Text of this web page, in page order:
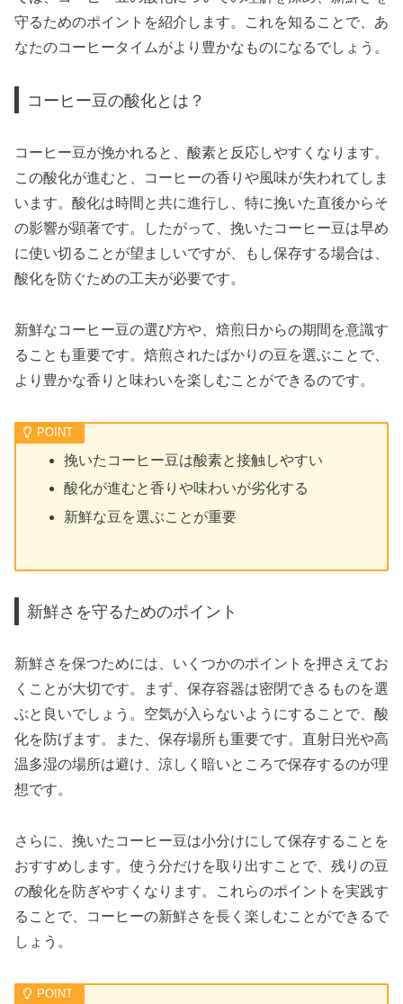
守るためのポイントを紹介します。これを知ることで、あ
なたのコーヒータイムがより豊かなものになるでしょう。
コーヒー豆の酸化とは？
コーヒー豆が挽かれると、酸素と反応しやすくなります。
この酸化が進むと、コーヒーの香りや風味が失われてしま
います。酸化は時間と共に進行し、特に挽いた直後からそ
の影響が顕著です。したがって、挽いたコーヒー豆は早め
に使い切ることが望ましいですが、もし保存する場合は、
酸化を防ぐための工夫が必要です。
新鮮なコーヒー豆の選び方や、焙煎日からの期間を意識す
ることも重要です。焙煎されたばかりの豆を選ぶことで、
より豊かな香りと味わいを楽しむことができるのです。
挽いたコーヒー豆は酸素と接触しやすい
酸化が進むと香りや味わいが劣化する
新鮮な豆を選ぶことが重要
新鮮さを守るためのポイント
新鮮さを保つためには、いくつかのポイントを押さえてお
くことが大切です。まず、保存容器は密閉できるものを選
ぶと良いでしょう。空気が入らないようにすることで、酸
化を防げます。また、保存場所も重要です。直射日光や高
温多湿の場所は避け、涼しく暗いところで保存するのが理
想です。
さらに、挽いたコーヒー豆は小分けにして保存することを
おすすめします。使う分だけを取り出すことで、残りの豆
の酸化を防ぎやすくなります。これらのポイントを実践す
ることで、コーヒーの新鮮さを長く楽しむことができるで
しょう。